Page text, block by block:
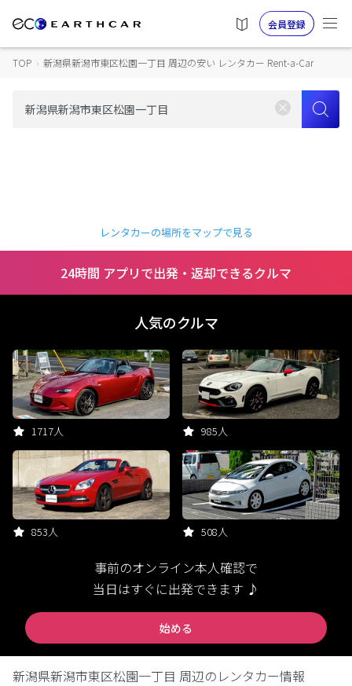
会員登録
TOP › 新潟県新潟市東区松園一丁目 周辺の安い レンタカー Rent-a-Car
レンタカーの場所をマップで見る
24時間 アプリで出発・返却できるクルマ
人気のクルマ
1717人 985人
853人 508人
事前のオンライン本人確認で
当日はすぐに出発できます ♪
始める
新潟県新潟市東区松園一丁目 周辺のレンタカー情報